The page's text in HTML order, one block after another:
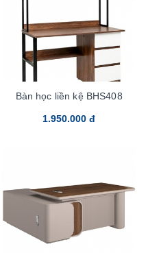
Bàn học liền kệ BHS408
1.950.000 đ